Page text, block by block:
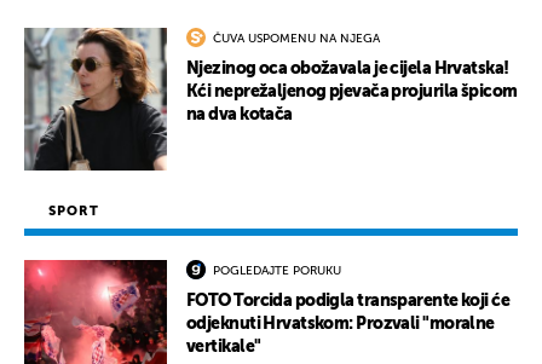
ČUVA USPOMENU NA NJEGA
Njezinog oca obožavala je cijela Hrvatska!
Kći neprežaljenog pjevača projurila špicom
na dva kotača
SPORT
POGLEDAJTE PORUKU
FOTO Torcida podigla transparente koji će
odjeknuti Hrvatskom: Prozvali "moralne
vertikale"